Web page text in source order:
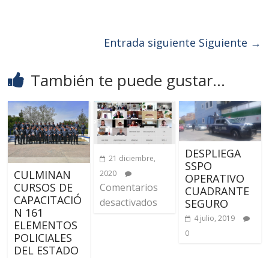
Entrada siguiente Siguiente →
También te puede gustar...
CULMINAN
CURSOS DE
CAPACITACIÓ
N 161
ELEMENTOS
POLICIALES
DEL ESTADO
21 diciembre,
2020
Comentarios
desactivados
DESPLIEGA
SSPO
OPERATIVO
CUADRANTE
SEGURO
4 julio, 2019
0